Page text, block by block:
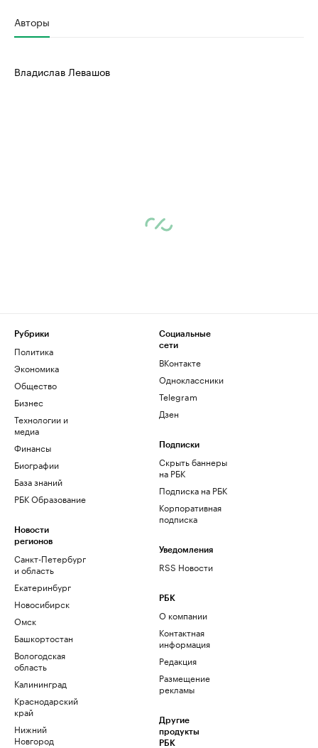
Авторы
Владислав Левашов
Рубрики
Политика
Экономика
Общество
Бизнес
Технологии и
медиа
Финансы
Биографии
База знаний
РБК Образование
Новости
регионов
Санкт-Петербург
и область
Екатеринбург
Новосибирск
Омск
Башкортостан
Вологодская
область
Калининград
Краснодарский
край
Нижний
Новгород
Социальные
сети
ВКонтакте
Одноклассники
Telegram
Дзен
Подписки
Скрыть баннеры
на РБК
Подписка на РБК
Корпоративная
подписка
Уведомления
RSS Новости
РБК
О компании
Контактная
информация
Редакция
Размещение
рекламы
Другие
продукты
РБК